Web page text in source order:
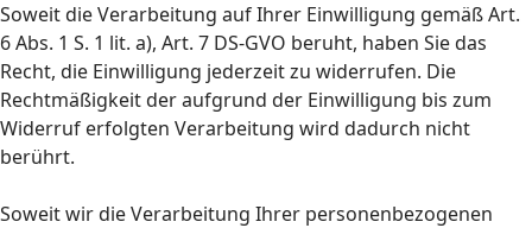
Soweit die Verarbeitung auf Ihrer Einwilligung gemäß Art.
6 Abs. 1 S. 1 lit. a), Art. 7 DS-GVO beruht, haben Sie das
Recht, die Einwilligung jederzeit zu widerrufen. Die
Rechtmäßigkeit der aufgrund der Einwilligung bis zum
Widerruf erfolgten Verarbeitung wird dadurch nicht
berührt.
Soweit wir die Verarbeitung Ihrer personenbezogenen